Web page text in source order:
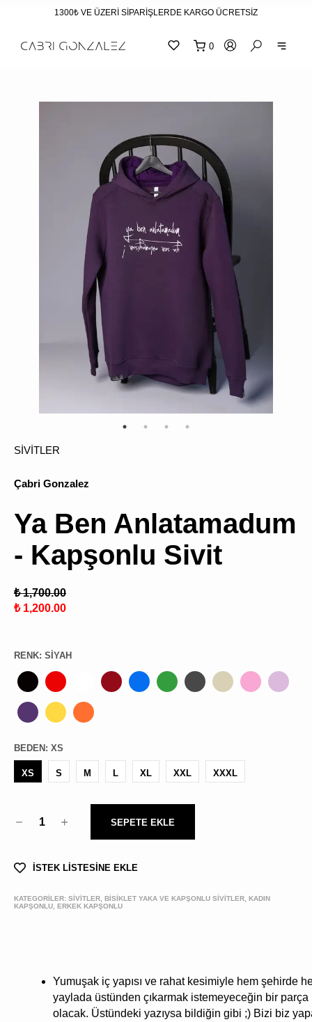
1300₺ VE ÜZERİ SİPARİŞLERDE KARGO ÜCRETSİZ
0
SİVİTLER
Çabri Gonzalez
Ya Ben Anlatamadum
- Kapşonlu Sivit
₺ 1,700.00
₺ 1,200.00
RENK: SIYAH
BEDEN : XS
XS S M L XL XXL XXXL
1 SEPETE EKLE
İSTEK LİSTESİNE EKLE
KATEGORİLER: SİVİTLER, BISIKLET YAKA VE KAPŞONLU SIVITLER, KADIN
KAPŞONLU, ERKEK KAPŞONLU
Yumuşak iç yapısı ve rahat kesimiyle hem şehirde
yaylada üstünden çıkarmak istemeyeceğin bir parça
olacak. Üstündeki yazıysa bildiğin gibi ;) Bizi biz